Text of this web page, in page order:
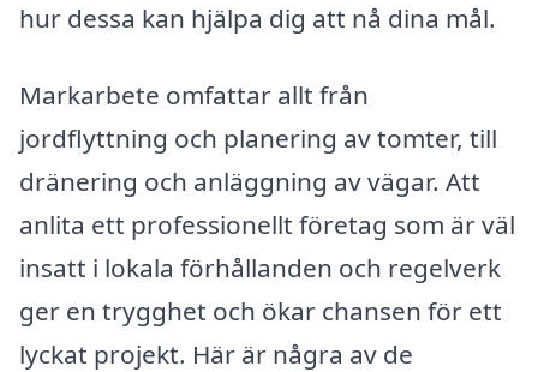
hur dessa kan hjälpa dig att nå dina mål.
Markarbete omfattar allt från
jordflyttning och planering av tomter, till
dränering och anläggning av vägar. Att
anlita ett professionellt företag som är väl
insatt i lokala förhållanden och regelverk
ger en trygghet och ökar chansen för ett
lyckat projekt. Här är några av de